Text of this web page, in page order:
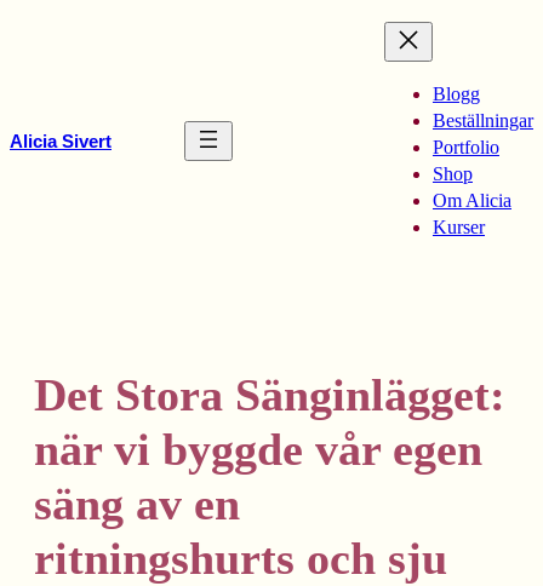
Alicia Sivert
Blogg
Beställningar
Portfolio
Shop
Om Alicia
Kurser
Det Stora Sänginlägget:
när vi byggde vår egen
säng av en
ritningshurts och sju